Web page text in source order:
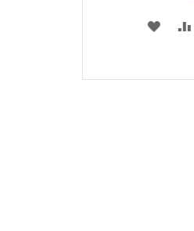
LISTA